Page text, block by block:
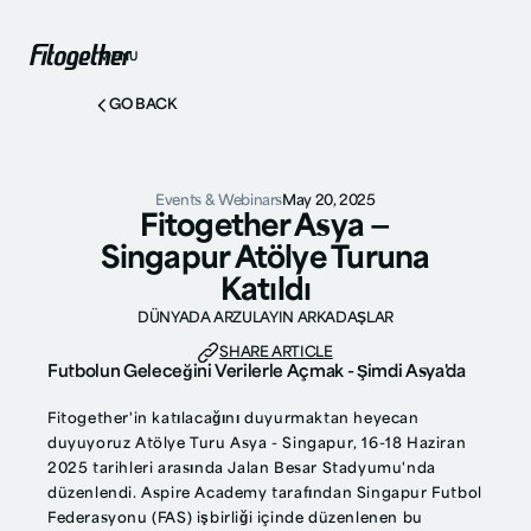
MENU
GO BACK
Events & WebinarsMay 20, 2025
Fitogether Asya —
Singapur Atölye Turuna
Katıldı
DÜNYADA ARZULAYIN ARKADAŞLAR
SHARE ARTICLE
Futbolun Geleceğini Verilerle Açmak - Şimdi Asya'da
Fitogether'in katılacağını duyurmaktan heyecan
duyuyoruz Atölye Turu Asya - Singapur, 16-18 Haziran
2025 tarihleri arasında Jalan Besar Stadyumu'nda
düzenlendi. Aspire Academy tarafından Singapur Futbol
Federasyonu (FAS) işbirliği içinde düzenlenen bu